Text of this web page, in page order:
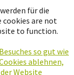
für die
are not
to function.
so gut wie
ablehnen,
Website